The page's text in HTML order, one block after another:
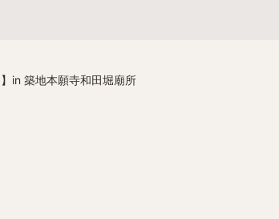
in 築地本願寺和田堀廟所